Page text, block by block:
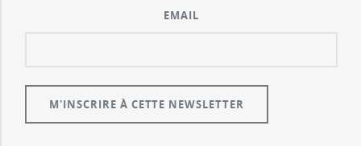
EMAIL